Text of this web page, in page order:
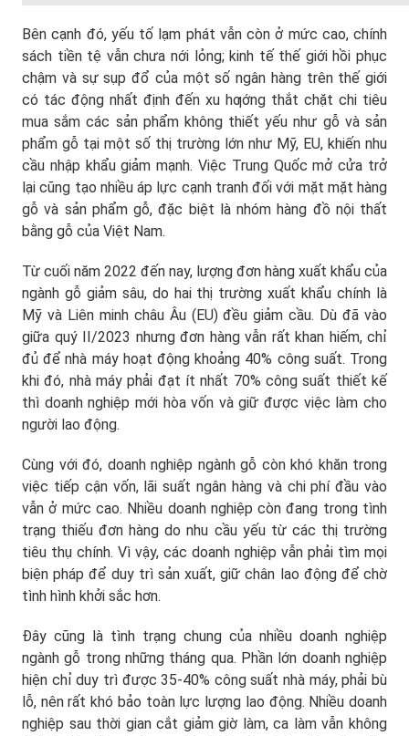
Bên cạnh đó, yếu tố lạm phát vẫn còn ở mức cao, chính
sách tiền tệ vẫn chưa nới lỏng; kinh tế thế giới hồi phục
chậm và sự sụp đổ của một số ngân hàng trên thế giới
có tác động nhất định đến xu hƣớng thắt chặt chi tiêu
mua sắm các sản phẩm không thiết yếu như gỗ và sản
phẩm gỗ tại một số thị trường lớn như Mỹ, EU, khiến nhu
cầu nhập khẩu giảm mạnh. Việc Trung Quốc mở cửa trở
lại cũng tạo nhiều áp lực cạnh tranh đối với mặt mặt hàng
gỗ và sản phẩm gỗ, đặc biệt là nhóm hàng đồ nội thất
bằng gỗ của Việt Nam.
Từ cuối năm 2022 đến nay, lượng đơn hàng xuất khẩu của
ngành gỗ giảm sâu, do hai thị trường xuất khẩu chính là
Mỹ và Liên minh châu Âu (EU) đều giảm cầu. Dù đã vào
giữa quý II/2023 nhưng đơn hàng vẫn rất khan hiếm, chỉ
đủ để nhà máy hoạt động khoảng 40% công suất. Trong
khi đó, nhà máy phải đạt ít nhất 70% công suất thiết kế
thì doanh nghiệp mới hòa vốn và giữ được việc làm cho
người lao động.
Cùng với đó, doanh nghiệp ngành gỗ còn khó khăn trong
việc tiếp cận vốn, lãi suất ngân hàng và chi phí đầu vào
vẫn ở mức cao. Nhiều doanh nghiệp còn đang trong tình
trạng thiếu đơn hàng do nhu cầu yếu từ các thị trường
tiêu thụ chính. Vì vậy, các doanh nghiệp vẫn phải tìm mọi
biện pháp để duy trì sản xuất, giữ chân lao động để chờ
tình hình khởi sắc hơn.
Đây cũng là tình trạng chung của nhiều doanh nghiệp
ngành gỗ trong những tháng qua. Phần lớn doanh nghiệp
hiện chỉ duy trì được 35-40% công suất nhà máy, phải bù
lỗ, nên rất khó bảo toàn lực lượng lao động. Nhiều doanh
nghiệp sau thời gian cắt giảm giờ làm, ca làm vẫn không